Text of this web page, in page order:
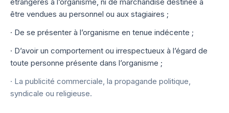
être vendues au personnel ou aux stagiaires ;
· De se présenter à l’organisme en tenue indécente ;
· D’avoir un comportement ou irrespectueux à l’égard de
toute personne présente dans l’organisme ;
· La publicité commerciale, la propagande politique,
syndicale ou religieuse.